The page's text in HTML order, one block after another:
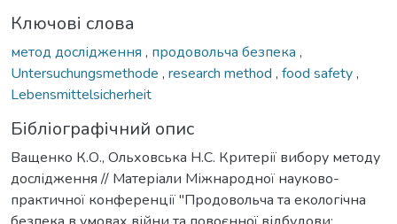
Ключові слова
метод дослідження , продовольча безпека ,
Untersuchungsmethode , research method , food safety,
Lebensmittelsicherheit
Бібліографічний опис
Ващенко К.О., Ольховська Н.С. Критерії вибору методу
дослідження // Матеріали Міжнародної науково-
практичної конференції "Продовольча та екологічна